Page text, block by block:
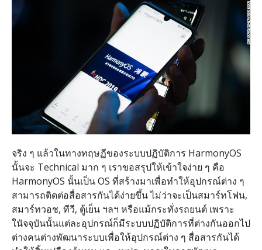
จริง ๆ แล้วในทางทฤษฏีของระบบปฏิบัติการ HarmonyOS
นั้นจะ Technical มาก ๆ เราขอสรุปให้เข้าใจง่าย ๆ คือ
HarmonyOS นั้นเป็น OS ที่สร้างมาเพื่อทำให้อุปกรณ์ต่าง ๆ
สามารถติดต่อสื่อสารกันได้ง่ายขึ้น ไม่ว่าจะเป็นสมาร์ทโฟน,
สมาร์ทวอช, ทีวี, ตู้เย็น ฯลฯ หรือแม้กระทั่งรถยนต์ เพราะ
ในัจจุบันนั้นแต่ละอุปกรณ์ก็มีระบบปฏิบัติการที่ต่างกันออกไป
ต่างคนต่างพัฒนาระบบเพื่อให้อุปกรณ์ต่าง ๆ สื่อสารกันได้